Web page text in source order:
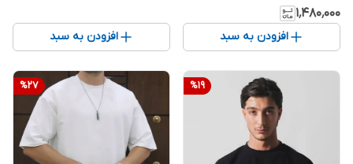
بالا تضمین کیفیت‌
۱٬۴۸۰٬۰۰۰
افزودن به سبد افزودن به سبد
%19
%27